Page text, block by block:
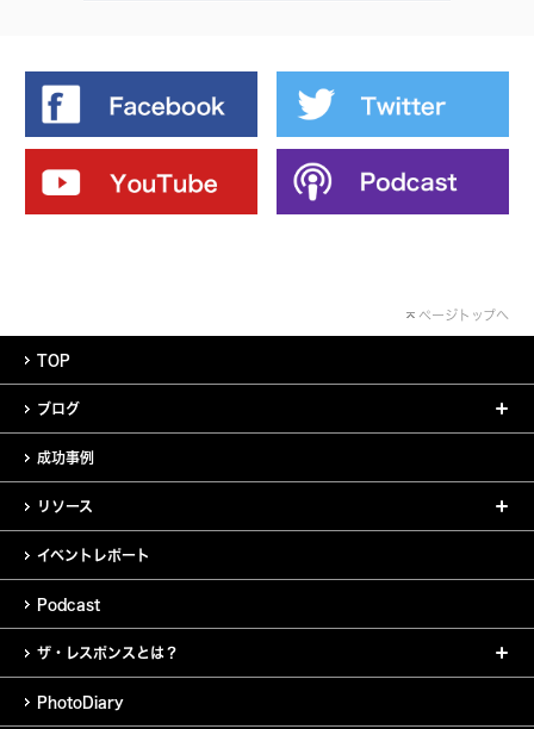
ページトップへ
TOP
ブログ
成功事例
リソース
イベントレポート
Podcast
ザ・レスポンスとは？
PhotoDiary